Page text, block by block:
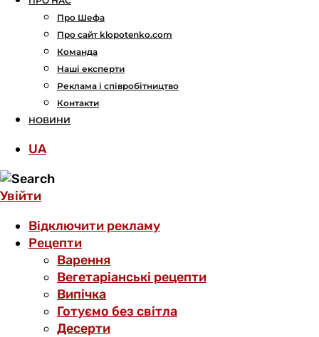
Про Шефа
Про сайт klopotenko.com
Команда
Наші експерти
Реклама і співробітництво
Контакти
НОВИНИ
UA
Увійти
Відключити рекламу
Рецепти
Варення
Вегетаріанські рецепти
Випічка
Готуємо без світла
Десерти